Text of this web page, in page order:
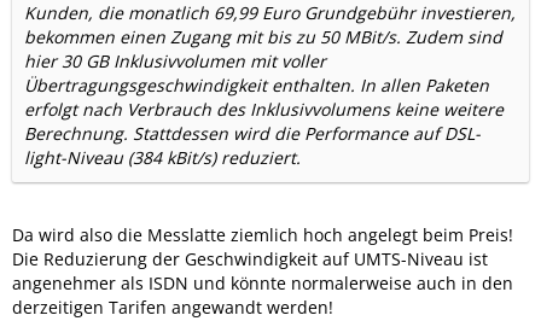
Kunden, die monatlich 69,99 Euro Grundgebühr investieren,
bekommen einen Zugang mit bis zu 50 MBit/s. Zudem sind
hier 30 GB Inklusivvolumen mit voller
Übertragungsgeschwindigkeit enthalten. In allen Paketen
erfolgt nach Verbrauch des Inklusivvolumens keine weitere
Berechnung. Stattdessen wird die Performance auf DSL-
light-Niveau (384 kBit/s) reduziert.
Da wird also die Messlatte ziemlich hoch angelegt beim Preis!
Die Reduzierung der Geschwindigkeit auf UMTS-Niveau ist
angenehmer als ISDN und könnte normalerweise auch in den
derzeitigen Tarifen angewandt werden!